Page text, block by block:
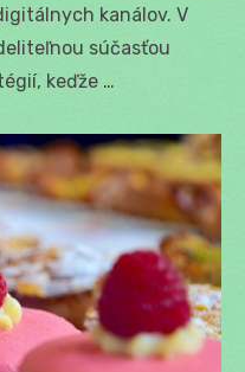
kanálov. V
súčasťou
keďže …